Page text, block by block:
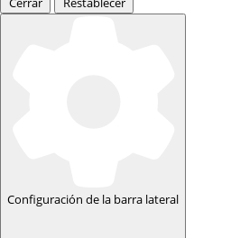
Configuración de la barra lateral